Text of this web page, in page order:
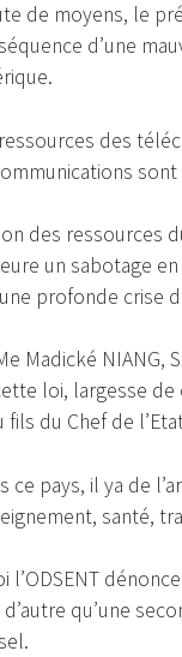
de moyens, le
d’une
des
des ressources
un sabotage
profonde crise
Madické NIANG,
loi, largesse
du Chef de
ce pays, il ya de
santé,
l’ODSENT
qu’une